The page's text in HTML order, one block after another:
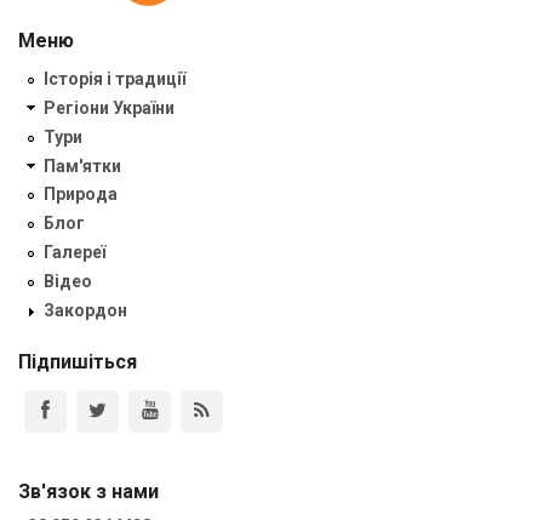
Меню
Історія і традиції
Регіони України
Тури
Пам'ятки
Природа
Блог
Галереї
Відео
Закордон
Підпишіться
Зв'язок з нами